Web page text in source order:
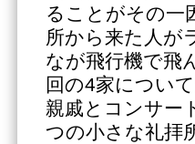
ることがその一
所から来た人が
なが飛行機で飛
回の4家につい
親戚とコンサー
つの小さな礼拝